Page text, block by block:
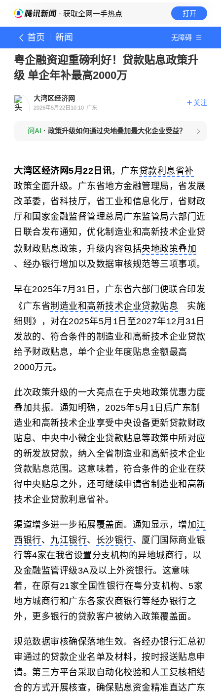
· 获取全网一手热点 打开
首页 新闻 无障碍
粤企融资迎重磅利好！贷款贴息政策升
级 单企年补最高2000万
大湾区经济网
2026年5月22日10:10 广东
关注
问AI · 政策升级如何通过央地叠加最大化企业受益？
大湾区经济网5月22日讯，广东贷款利息省补
政策全面升级。广东省地方金融管理局，省发展
改革委，省科技厅，省工业和信息化厅，省财政
厅和国家金融监督管理总局广东监管局六部门近
日联合发布通知，优化制造业和高新技术企业贷
款财政贴息政策，升级内容包括央地政策叠加
、经办银行增加以及数据审核规范等三项事项。
早在2025年7月31日，广东省六部门便联合印发
《广东省制造业和高新技术企业贷款贴息
实施
细则》，对在2025年5月1日至2027年12月31日
发放的、符合条件的制造业和高新技术企业贷款
给予财政贴息，单个企业年度贴息金额最高
2000万元。
此次政策升级的一大亮点在于央地政策优惠力度
叠加共振。通知明确，2025年5月1日后广东制
造业和高新技术企业享受中央设备更新贷款财政
贴息、中央中小微企业贷款贴息等政策中所对应
的新发放贷款，纳入全省制造业和高新技术企业
贷款贴息范围。这意味着，符合条件的企业在获
得中央贴息之外，还可继续申请省制造业和高新
技术企业贷款利息省补。
渠道增多进一步拓展覆盖面。通知显示，增加 江
西银行、 九江银行、 长沙银行、厦门国际商业银
行等4家在我省设置分支机构的异地城商行，以
及金融监管评级3A及以上外资银行。这意味
着，在原有21家全国性银行在粤分支机构、5家
地方城商行和广东各家农商银行等经办银行之
外，更多银行的贷款客户被纳入政策覆盖面。
规范数据审核确保落地生效。各经办银行汇总初
审通过的贷款企业名单及材料，按时报送贴息申
请。第三方平台采取自动化校验和人工复核相结
合的方式开展核查，确保贴息资金精准直达广东